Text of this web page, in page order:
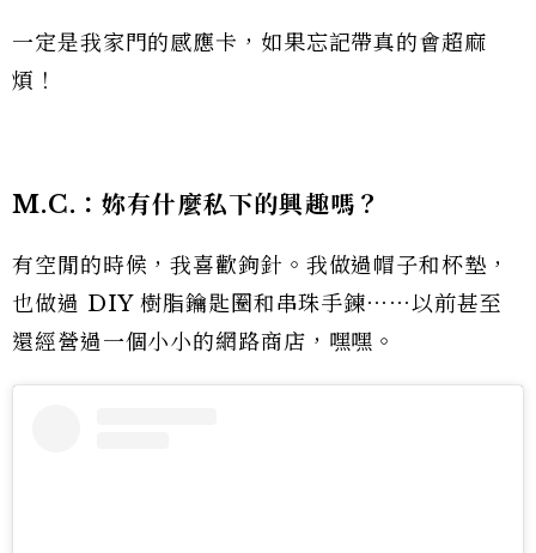
一定是我家門的感應卡，如果忘記帶真的會超麻
煩！
M.C.： 妳有什麼私下的興趣嗎？
有空閒的時候，我喜歡鉤針。我做過帽子和杯墊，
也做過 DIY 樹脂鑰匙圈和串珠手鍊⋯⋯以前甚至
還經營過一個小小的網路商店，嘿嘿。